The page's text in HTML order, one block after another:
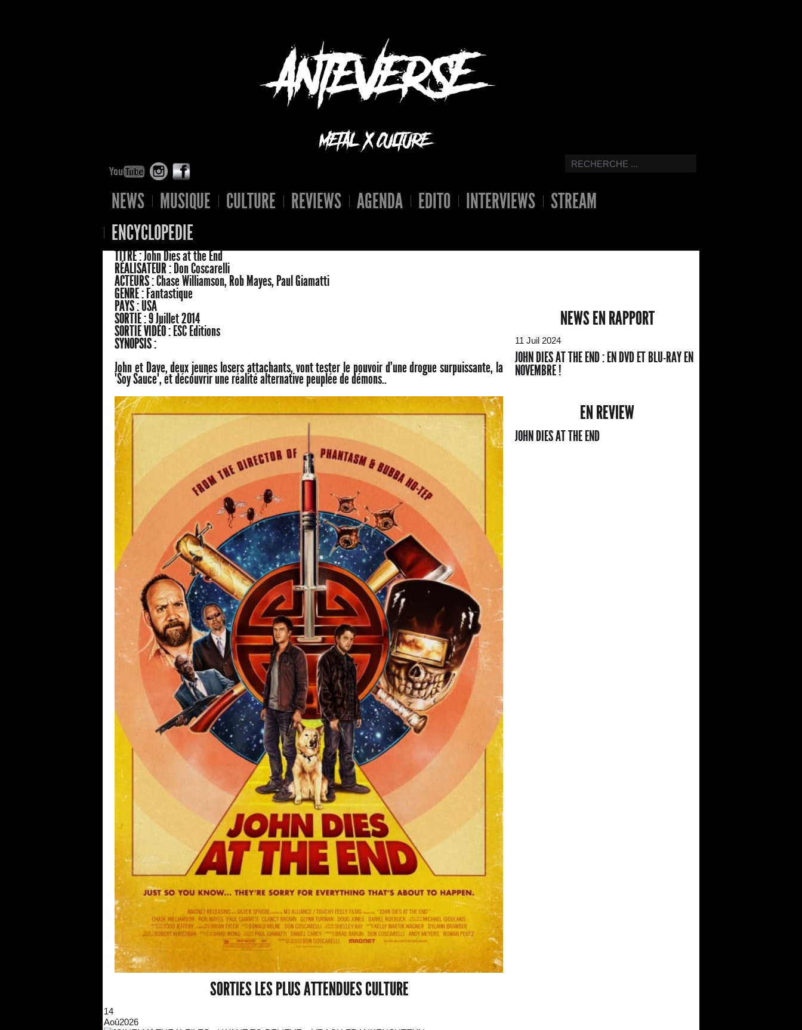
NEWS MUSIQUE CULTURE REVIEWS AGENDA EDITO INTERVIEWS
STREAM
ENCYCLOPEDIE
TITRE :John Dies at the End
RÉALISATEUR : Don Coscarelli
ACTEURS :Chase Williamson, Rob Mayes, Paul Giamatti
GENRE : Fantastique
PAYS :USA
SORTIE :9 Juillet 2014
SORTIE VIDÉO : ESC Editions
SYNOPSIS :
John et Dave, deux jeunes losers attachants, vont tester le pouvoir d’une drogue surpuissante, la
"Soy Sauce", et découvrir une réalité alternative peuplée de démons..
SORTIES LES PLUS ATTENDUES CULTURE
14
Aoû2026
NEWS EN RAPPORT
11 Juil 2024
JOHN DIES AT THE END : EN DVD ET BLU-RAY EN
NOVEMBRE !
EN REVIEW
JOHN DIES AT THE END